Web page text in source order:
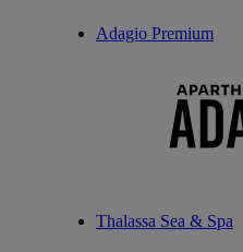
Adagio Premium
Thalassa Sea & Spa